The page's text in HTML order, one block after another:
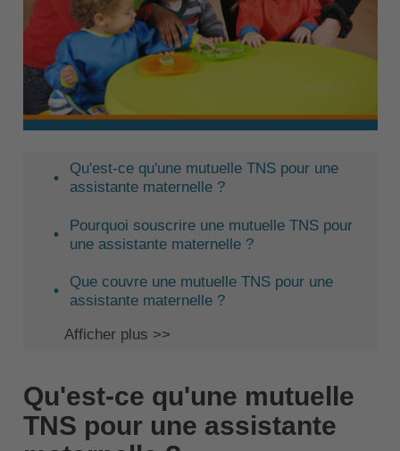
Qu'est-ce qu'une mutuelle TNS pour une
assistante maternelle ?
Pourquoi souscrire une mutuelle TNS pour
une assistante maternelle ?
Que couvre une mutuelle TNS pour une
assistante maternelle ?
Afficher plus >>
Qu'est-ce qu'une mutuelle
TNS pour une assistante